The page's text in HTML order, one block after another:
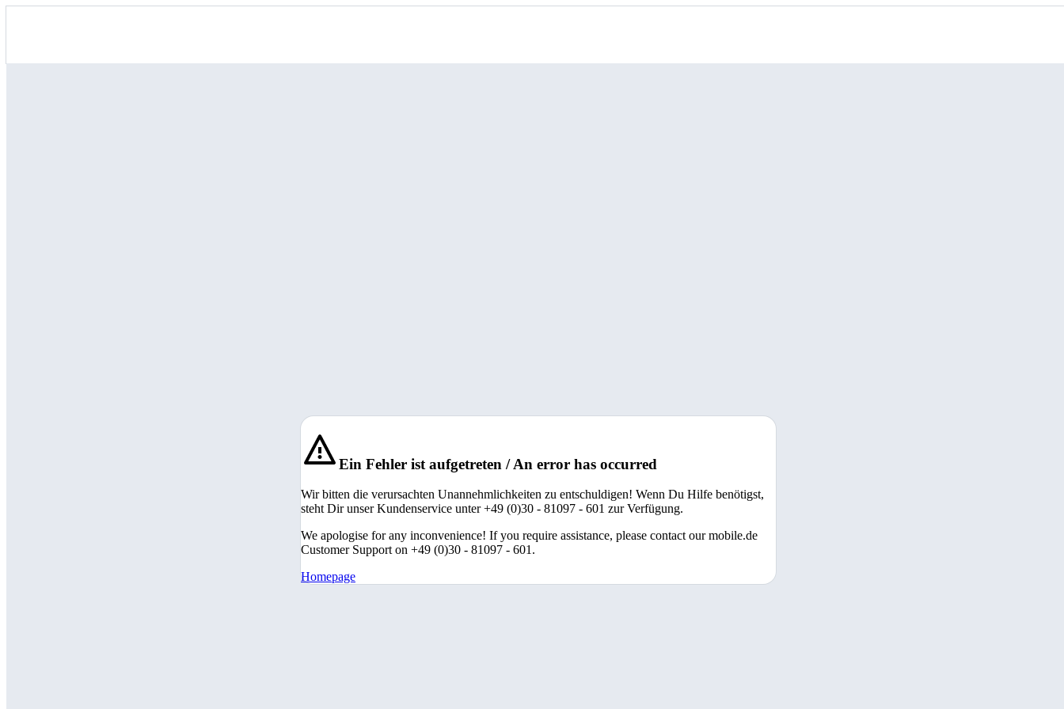
Ein Fehler ist aufgetreten / An error has occurred
Wir bitten die verursachten Unannehmlichkeiten zu entschuldigen! Wenn Du Hilfe benötigst,
steht Dir unser Kundenservice unter +49 (0)30 - 81097 - 601 zur Verfügung.
We apologise for any inconvenience! If you require assistance, please contact our mobile.de
Customer Support on +49 (0)30 - 81097 - 601.
Homepage